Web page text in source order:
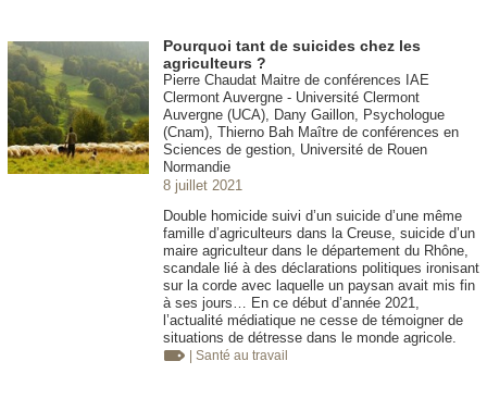
Pourquoi tant de suicides chez les
agriculteurs ?
Pierre Chaudat Maitre de conférences IAE
Clermont Auvergne - Université Clermont
Auvergne (UCA), Dany Gaillon, Psychologue
(Cnam), Thierno Bah Maître de conférences en
Sciences de gestion, Université de Rouen
Normandie
8 juillet 2021
Double homicide suivi d’un suicide d’une même
famille d’agriculteurs dans la Creuse, suicide d’un
maire agriculteur dans le département du Rhône,
scandale lié à des déclarations politiques ironisant
sur la corde avec laquelle un paysan avait mis fin
à ses jours… En ce début d’année 2021,
l’actualité médiatique ne cesse de témoigner de
situations de détresse dans le monde agricole.
| Santé au travail